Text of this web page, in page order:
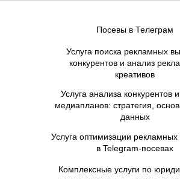
Услуга анализа конкурентов
медиапланов: стратегия,
данных
Услуга поиска рекламных
конкурентов и анализ
креативов
Услуга оптимизации
в Telegram-посевах
Комплексные услуги по
Посевы в Телеграм